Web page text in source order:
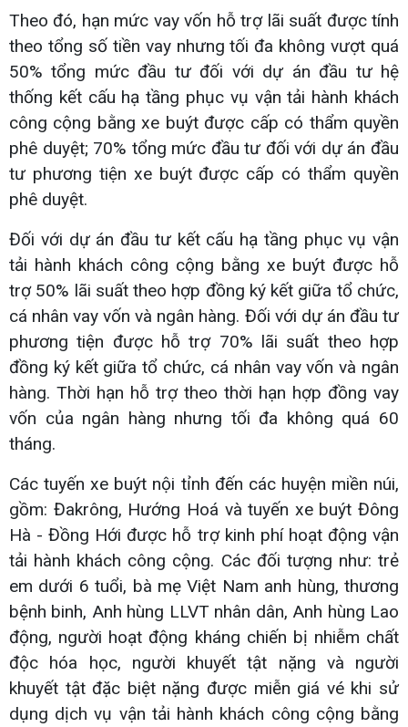
Theo đó, hạn mức vay vốn hỗ trợ lãi suất được tính
theo tổng số tiền vay nhưng tối đa không vượt quá
50% tổng mức đầu tư đối với dự án đầu tư hệ
thống kết cấu hạ tầng phục vụ vận tải hành khách
công cộng bằng xe buýt được cấp có thẩm quyền
phê duyệt; 70% tổng mức đầu tư đối với dự án đầu
tư phương tiện xe buýt được cấp có thẩm quyền
phê duyệt.
Đối với dự án đầu tư kết cấu hạ tầng phục vụ vận
tải hành khách công cộng bằng xe buýt được hỗ
trợ 50% lãi suất theo hợp đồng ký kết giữa tổ chức,
cá nhân vay vốn và ngân hàng. Đối với dự án đầu tư
phương tiện được hỗ trợ 70% lãi suất theo hợp
đồng ký kết giữa tổ chức, cá nhân vay vốn và ngân
hàng. Thời hạn hỗ trợ theo thời hạn hợp đồng vay
vốn của ngân hàng nhưng tối đa không quá 60
tháng.
Các tuyến xe buýt nội tỉnh đến các huyện miền núi,
gồm: Đakrông, Hướng Hoá và tuyến xe buýt Đông
Hà - Đồng Hới được hỗ trợ kinh phí hoạt động vận
tải hành khách công cộng. Các đối tượng như: trẻ
em dưới 6 tuổi, bà mẹ Việt Nam anh hùng, thương
bệnh binh, Anh hùng LLVT nhân dân, Anh hùng Lao
động, người hoạt động kháng chiến bị nhiễm chất
độc hóa học, người khuyết tật nặng và người
khuyết tật đặc biệt nặng được miễn giá vé khi sử
dụng dịch vụ vận tải hành khách công cộng bằng